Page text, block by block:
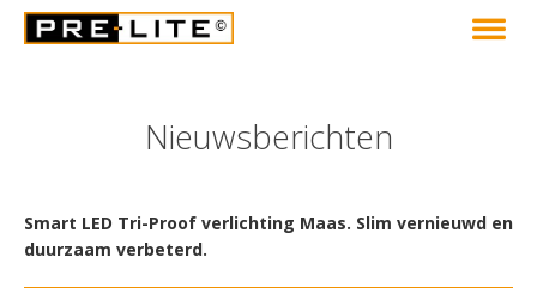
Nieuwsberichten
Smart LED Tri-Proof verlichting Maas. Slim vernieuwd en
duurzaam verbeterd.